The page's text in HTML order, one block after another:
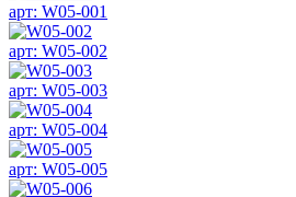
арт: W05-001
арт: W05-002
арт: W05-003
арт: W05-004
арт: W05-005